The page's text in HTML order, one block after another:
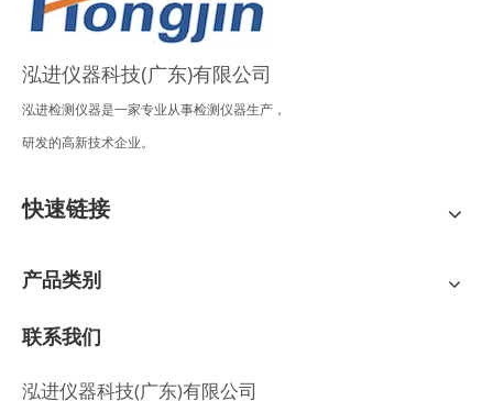
泓进仪器科技(广东)有限公司
泓进检测仪器是一家专业从事检测仪器生产，
研发的高新技术企业。
快速链接
产品类别
联系我们
泓进仪器科技(广东)有限公司